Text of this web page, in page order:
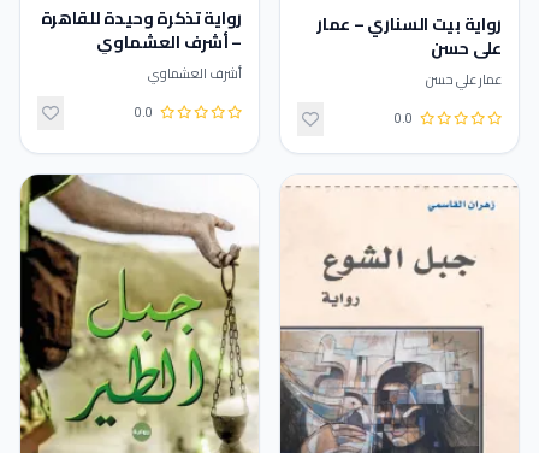
رواية بيت السناري – عمار
علي حسن
عمار علي حسن
0.0
رواية تذكرة وحيدة للقاهرة
– أشرف العشماوي
أشرف العشماوي
0.0